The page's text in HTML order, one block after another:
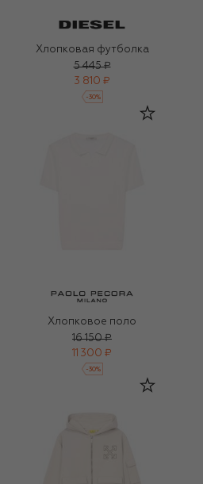
Хлопковая футболка
5 445 ₽
3 810 ₽
-30%
Хлопковое поло
16 150 ₽
11 300 ₽
-30%